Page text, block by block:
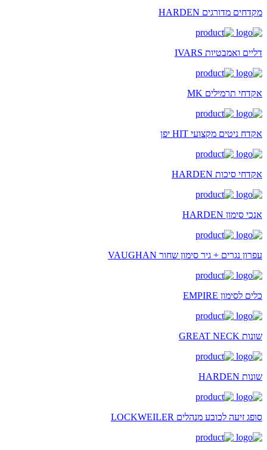
מקדחים מדורגים HARDEN
דליים ואמבטיות IVARS
אקדחי תרמילים MK
אקדח ניטים מקצועי HIT יפן
אקדחי סיכות HARDEN
אנכי סימון HARDEN
עפרון נגרים + גיר סימון שחור VAUGHAN
כלים לסימון EMPIRE
שונות GREAT NECK
שונות HARDEN
סופג זיעה לכובע מנהלים LOCKWEILER